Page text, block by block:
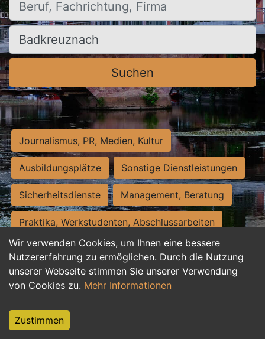
Wir verwenden Cookies, um Ihnen eine bessere
Nutzererfahrung zu ermöglichen. Durch die Nutzung
unserer Webseite stimmen Sie unserer Verwendung
von Cookies zu. Mehr Informationen
Zustimmen
Ort, Stadt
Suchen
Journalismus, PR, Medien, Kultur
Ausbildungsplätze Sonstige Dienstleistungen
Sicherheitsdienste Management, Beratung
Praktika, Werkstudenten, Abschlussarbeiten
Personalwesen Assistenz, Sekretariat
Hilfskräfte, Aushilfs- und Nebenjobs
Weiterbildung, Studium, duale Ausbildung